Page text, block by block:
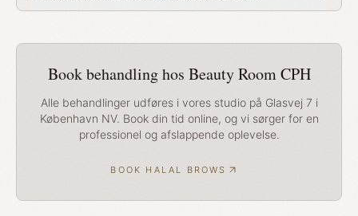
Book behandling hos Beauty Room CPH
Alle behandlinger udføres i vores studio på Glasvej 7 i
København NV. Book din tid online, og vi sørger for en
professionel og afslappende oplevelse.
BOOK HALAL BROWS